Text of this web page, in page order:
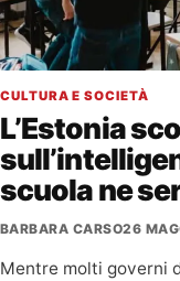
CULTURA E SOCIETÀ
L’Estonia
scuola ne
BARBARA CARSO26
Mentre molti governi